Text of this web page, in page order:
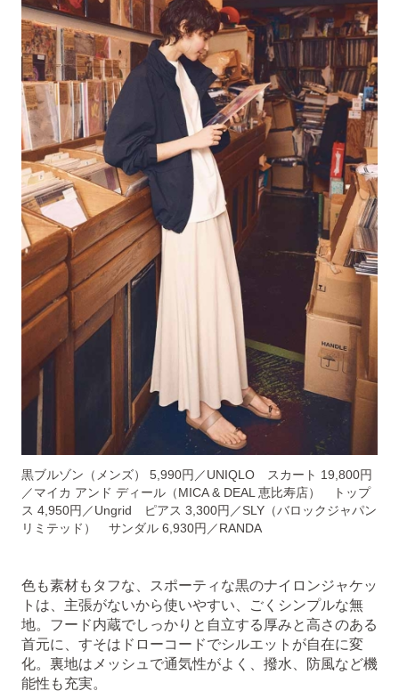
黒ブルゾン（メンズ） 5,990円／UNIQLO スカート 19,800円
／マイカ アンド ディール（MICA & DEAL 恵比寿店） トップ
ス 4,950円／Ungrid ピアス 3,300円／SLY（バロックジャパン
リミテッド） サンダル 6,930円／RANDA
色も素材もタフな、スポーティな黒のナイロンジャケッ
トは、主張がないから使いやすい、ごくシンプルな無
地。フード内蔵でしっかりと自立する厚みと高さのある
首元に、すそはドローコードでシルエットが自在に変
化。裏地はメッシュで通気性がよく、撥水、防風など機
能性も充実。